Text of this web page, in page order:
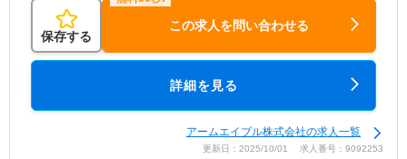
保存する
この求人を問い合わせる
詳細を見る
アームエイブル株式会社の求人一覧
更新日：2025/10/01 求人番号：9092253